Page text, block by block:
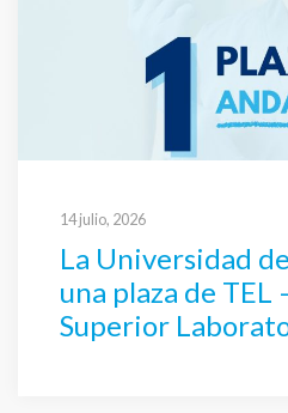
14 julio, 2026
La Universidad
una plaza de TEL
Superior